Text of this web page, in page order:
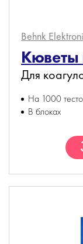
Behnk
Для
На 1000
В блоках